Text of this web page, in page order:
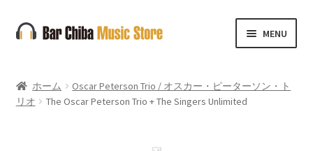
ナ
ビ
ー
シ
コ
ン
ン
ツ
MENU
ホーム
Oscar Peterson Trio / オスカー・ピーターソン・ト
リオ
The Oscar Peterson Trio + The Singers Unlimited